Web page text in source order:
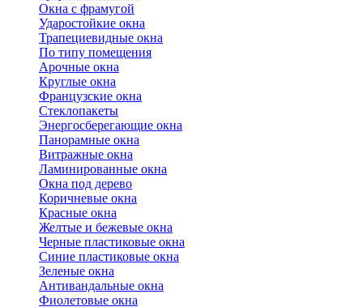
Окна с фрамугой
Ударостойкие окна
Трапециевидные окна
По типу помещения
Арочные окна
Круглые окна
Французские окна
Стеклопакеты
Энергосберегающие окна
Панорамные окна
Витражные окна
Ламинированные окна
Окна под дерево
Коричневые окна
Красные окна
Желтые и бежевые окна
Черные пластиковые окна
Синие пластиковые окна
Зеленые окна
Антивандальные окна
Фиолетовые окна